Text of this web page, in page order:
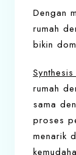
Dengan
rumah
bikin
rumah
sama
proses
menarik